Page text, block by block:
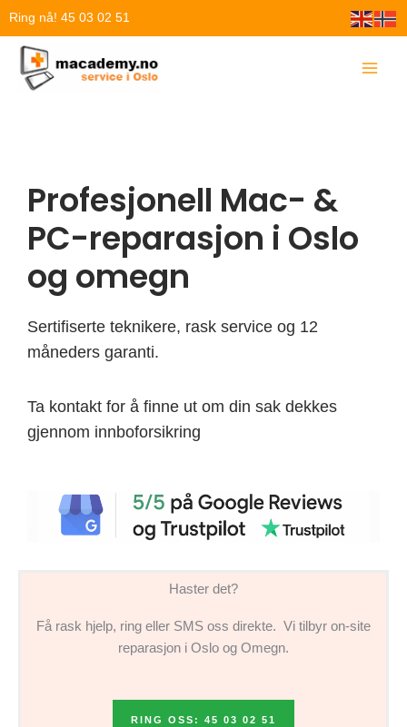
Hopp
innholdet
Ring nå! 45 03 02 51
Profesjonell Mac- &
PC-reparasjon i Oslo
og omegn
Sertifiserte teknikere, rask service og 12
måneders garanti.
Ta kontakt for å finne ut om din sak dekkes
gjennom innboforsikring
Haster det?
Få rask hjelp, ring eller SMS oss direkte. Vi tilbyr on-site
reparasjon i Oslo og Omegn.
RING OSS: 45 03 02 51